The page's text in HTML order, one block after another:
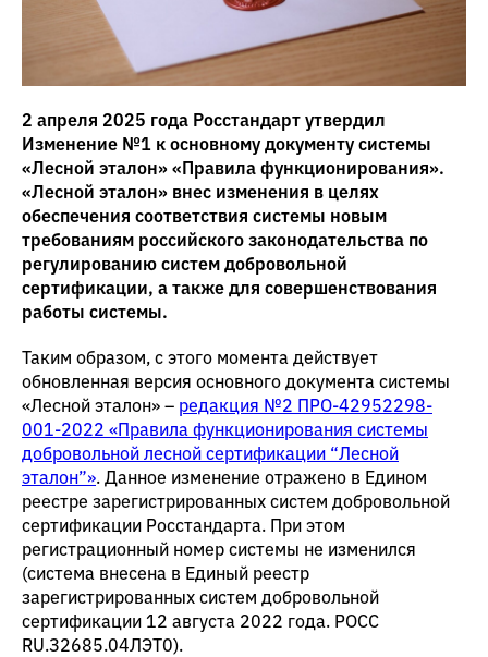
2 апреля 2025 года Росстандарт утвердил
Изменение №1 к основному документу системы
«Лесной эталон» «Правила функционирования».
«Лесной эталон» внес изменения в целях
обеспечения соответствия системы новым
требованиям российского законодательства по
регулированию систем добровольной
сертификации, а также для совершенствования
работы системы.
Таким образом, с этого момента действует
обновленная версия основного документа системы
«Лесной эталон» – редакция №2 ПРО-42952298-
001-2022 «Правила функционирования системы
добровольной лесной сертификации “Лесной
эталон”». Данное изменение отражено в Едином
реестре зарегистрированных систем добровольной
сертификации Росстандарта. При этом
регистрационный номер системы не изменился
(система внесена в Единый реестр
зарегистрированных систем добровольной
сертификации 12 августа 2022 года. РОСС
RU.З2685.04ЛЭТ0).